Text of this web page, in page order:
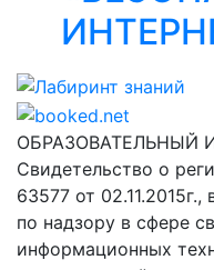
Лабиринт знаний
ОБРАЗОВАТЕЛЬНЫЙ
Свидетельство о
63577 от
по надзору в сфере
информационных